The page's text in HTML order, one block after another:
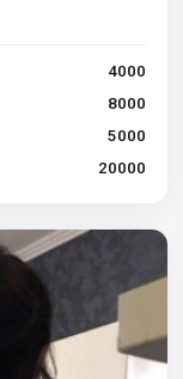
4000
8000
5000
20000